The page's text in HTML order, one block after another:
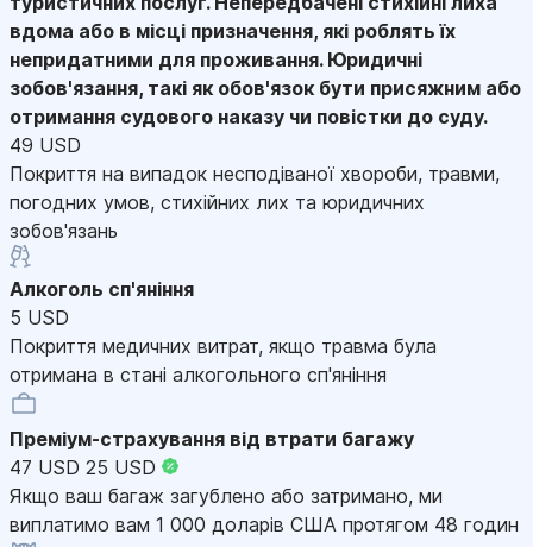
вдома або в місці призначення, які роблять їх
непридатними для проживання. Юридичні
зобов'язання, такі як обов'язок бути присяжним або
отримання судового наказу чи повістки до суду.
49 USD
Покриття на випадок несподіваної хвороби, травми,
погодних умов, стихійних лих та юридичних
зобов'язань
Алкоголь сп'яніння
5 USD
Покриття медичних витрат, якщо травма була
отримана в стані алкогольного сп'яніння
Преміум-страхування від втрати багажу
47 USD 25 USD
Якщо ваш багаж загублено або затримано, ми
виплатимо вам 1 000 доларів США протягом 48 годин